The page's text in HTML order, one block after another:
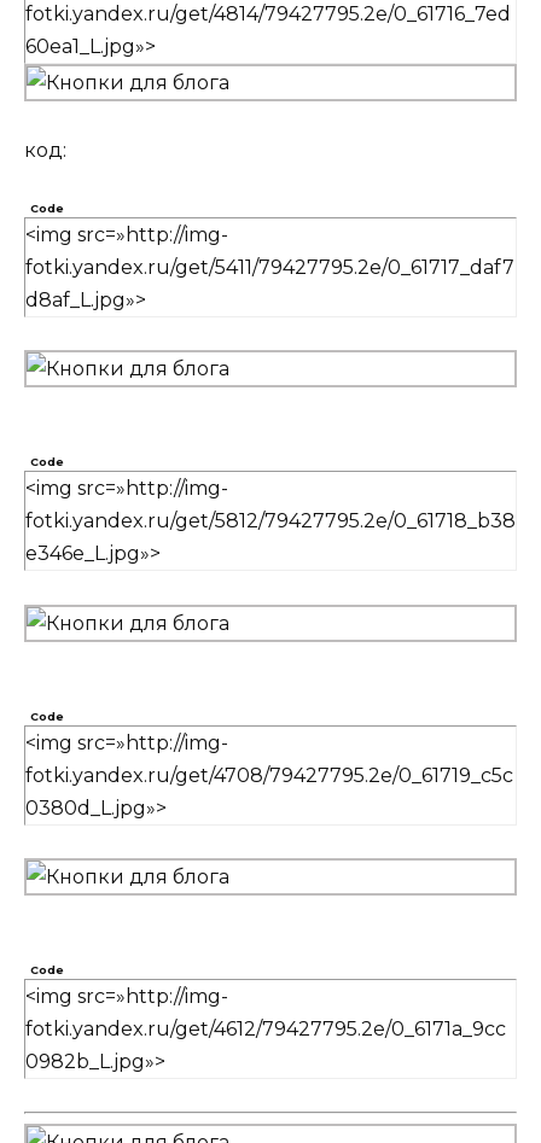
fotki.yandex.ru/get/4814/79427795.2e/0_61716_7ed
60ea1_L.jpg»>
код:
Code
<img src=»http://img-
fotki.yandex.ru/get/5411/79427795.2e/0_61717_daf7
d8af_L.jpg»>
Code
<img src=»http://img-
fotki.yandex.ru/get/5812/79427795.2e/0_61718_b38
e346e_L.jpg»>
Code
<img src=»http://img-
fotki.yandex.ru/get/4708/79427795.2e/0_61719_c5c
0380d_L.jpg»>
Code
<img src=»http://img-
fotki.yandex.ru/get/4612/79427795.2e/0_6171a_9cc
0982b_L.jpg»>